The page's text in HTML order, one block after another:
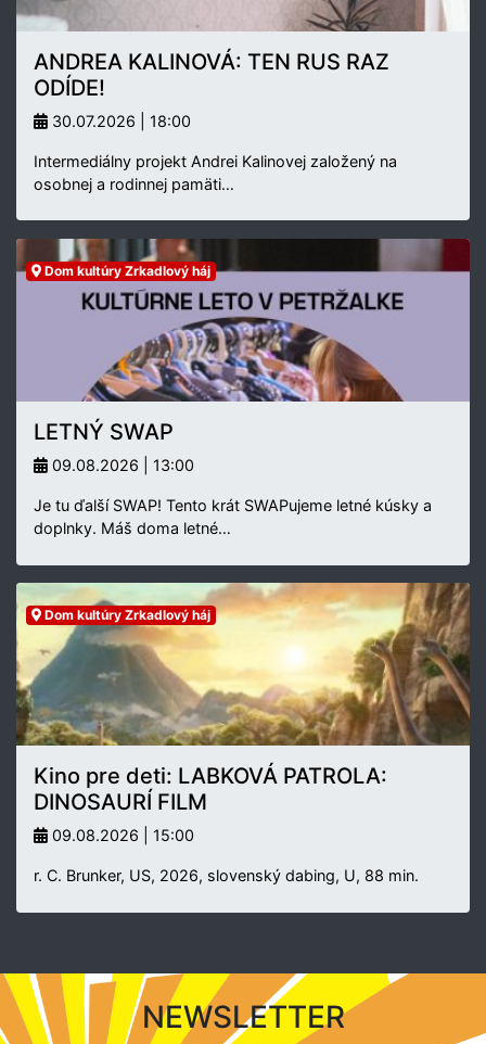
ANDREA KALINOVÁ: TEN RUS RAZ
ODÍDE!
30.07.2026 | 18:00
Intermediálny projekt Andrei Kalinovej založený na
osobnej a rodinnej pamäti…
Dom kultúry Zrkadlový háj
LETNÝ SWAP
09.08.2026 | 13:00
Je tu ďalší SWAP! Tento krát SWAPujeme letné kúsky a
doplnky. Máš doma letné…
Dom kultúry Zrkadlový háj
Kino pre deti: LABKOVÁ PATROLA:
DINOSAURÍ FILM
09.08.2026 | 15:00
r. C. Brunker, US, 2026, slovenský dabing, U, 88 min.
NEWSLETTER